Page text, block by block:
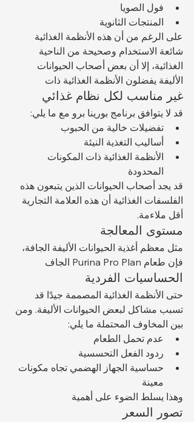
فول الصويا
المنتجات الثانوية
على الرغم من أن هذه الأنظمة الغذائية
شائعة الاستخدام وصحيحة من الناحية
الغذائية، إلا أن بعض أصحاب الحيوانات
الأليفة يفضلون الأنظمة الغذائية ذات
غير مناسب لكل نظام غذائي
قد لا يتوافق برنامج بورينا برو مع ما يلي:
تفضيلات خالية من الحبوب
أساليب التغذية النيئة
الأنظمة الغذائية ذات المكونات
المحدودة
قد يجد أصحاب الحيوانات الذين يتبعون هذه
الفلسفات الغذائية أن هذه العلامة التجارية
أقل ملاءمة.
مستوى المعالجة
مثل معظم أغذية الحيوانات الأليفة الجافة،
فإن طعام Purina Pro Plan الجاف
الحساسيات الفردية
حتى الأنظمة الغذائية المصممة جيدًا قد
تسبب مشاكل لبعض الحيوانات الأليفة. ومن
بين المخاوف المحتملة ما يلي:
عدم تحمل الطعام
ردود الفعل التحسسية
حساسية الجهاز الهضمي تجاه مكونات
معينة
وهذا يسلط الضوء على أهمية
تصور السعر